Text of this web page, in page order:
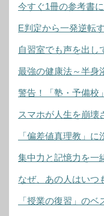
今すぐ1冊の参考書
E判定から一発逆転
自習室でも声を出し
最強の健康法～半身
警告！「塾・予備校
スマホが人生を崩壊
「偏差値真理教」
集中力と記憶力を一
なぜ、あの人はいつ
「授業の復習」の